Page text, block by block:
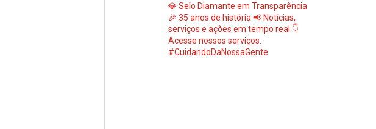
💎 Selo Diamante em Transparência
🎉 35 anos de história 📢 Notícias,
serviços e ações em tempo real 👇
Acesse nossos serviços:
#CuidandoDaNossaGente